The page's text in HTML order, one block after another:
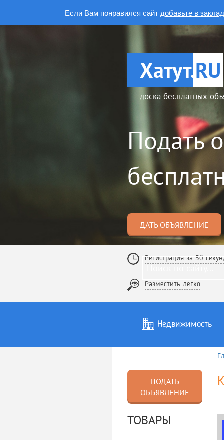
Если Вам понравился сайт добавьте в
Хатут.RU
доска бесплатных
Подать
ДАТЬ ОБЪЯВЛЕНИЕ
Регистрация за 30
Разместить легко
Недвижимость
Услуги
ПОДАТЬ
ОБЪЯВЛЕНИЕ
ТОВАРЫ